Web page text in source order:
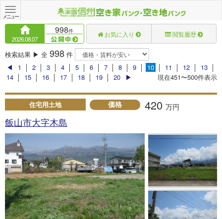
Toggle
navigation
メニュー
2026.08.07
998件 お気に入り 閲覧履歴
検索結果 ▶ 全 998 件
◀
1 │ 2 │ 3 │ 4 │ 5 │ 6 │ 7 │ 8 │ 9 │ 10 │ 11 │ 12 │ 13 │
14 │ 15 │ 16 │ 17 │ 18 │ 19 │ 20 ▶ 現在451〜500件表示
住宅用土地 価格 420 万円
飯山市大字木島